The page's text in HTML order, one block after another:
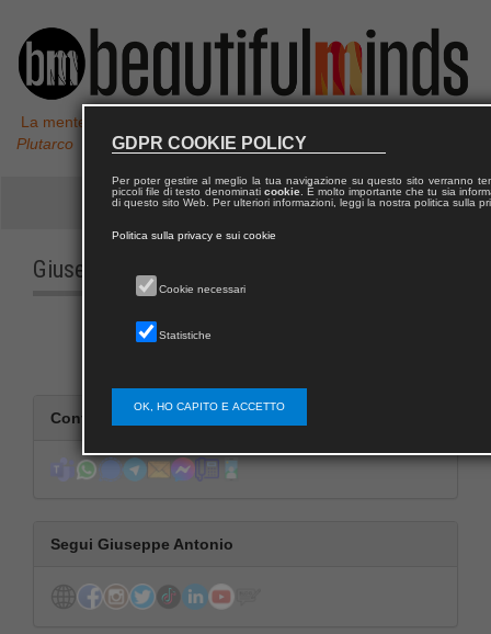
La mente non è un vaso da riempire, ma un fuoco da accendere,
Plutarco
Giuseppe Antonio
Contatta Giuseppe Antonio
Segui Giuseppe Antonio
GDPR COOKIE POLICY
Per poter gestire al meglio la tua navigazione su questo sito verranno
piccoli file di testo denominati cookie. È molto importante che tu sia
di questo sito Web. Per ulteriori informazioni, leggi la nostra politica sulla
Politica sulla privacy e sui cookie
Cookie necessari
Statistiche
OK, HO CAPITO E ACCETTO